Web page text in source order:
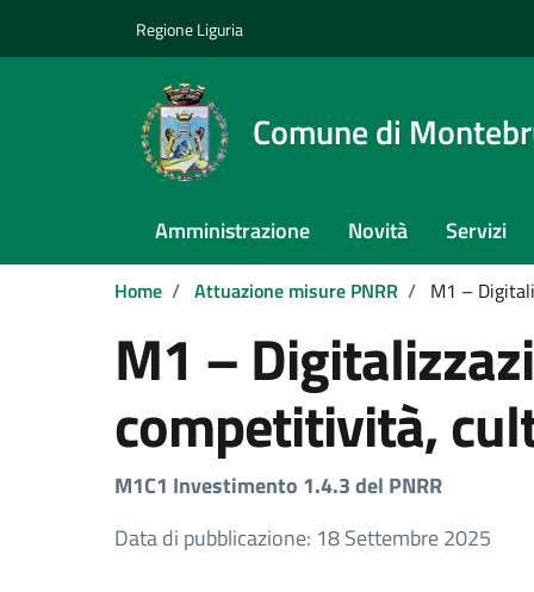
Regione Liguria
Comune di
Amministrazione Novità Servizi
Home / Attuazione misure PNRR / M1 –
M1 –
competitività,
M1C1 Investimento 1.4.3 del PNRR
Data di pubblicazione: 18 Settembre 2025